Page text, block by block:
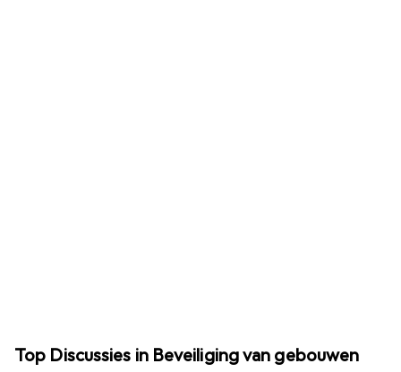
Top Discussies in Beveiliging van gebouwen